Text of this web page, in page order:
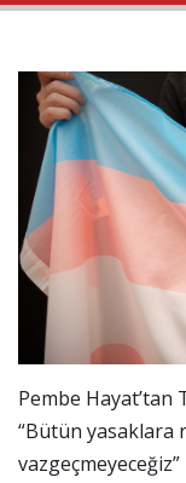
Pembe Hayat’tan
“Bütün yasaklara
vazgeçmeyeceğiz”